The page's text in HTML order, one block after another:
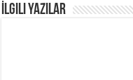
İlgili Yazılar